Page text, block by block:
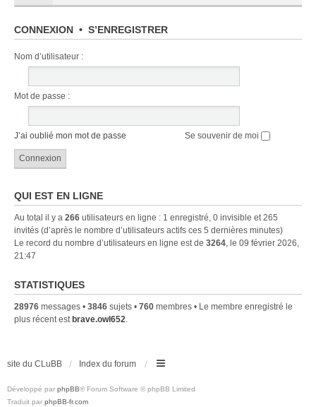
CONNEXION • S’ENREGISTRER
Nom d’utilisateur :
Mot de passe :
J’ai oublié mon mot de passe Se souvenir de moi
QUI EST EN LIGNE
Au total il y a 266 utilisateurs en ligne : 1 enregistré, 0 invisible et 265
invités (d’après le nombre d’utilisateurs actifs ces 5 dernières minutes)
Le record du nombre d’utilisateurs en ligne est de 3264, le 09 février 2026,
21:47
STATISTIQUES
28976 messages • 3846 sujets • 760 membres • Le membre enregistré le
plus récent estbrave.owl652.
site du CLuBB Index du forum
Développé par phpBB® Forum Software © phpBB Limited
Traduit par phpBB-fr.com